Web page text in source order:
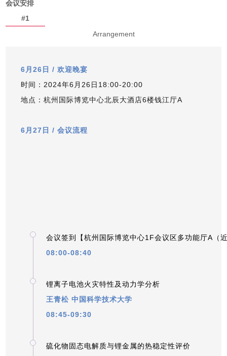
会议安排
#1
Arrangement
6月26日 / 欢迎晚宴
时间：2024年6月26日18:00-20:00
地点：杭州国际博览中心北辰大酒店6楼钱江厅A
6月27日 / 会议流程
会议签到【杭州国际博览中心1F会议区多功能厅A（
08:00-08:40
锂离子电池火灾特性及动力学分析
王青松 中国科学技术大学
08:45-09:30
硫化物固态电解质与锂金属的热稳定性评价